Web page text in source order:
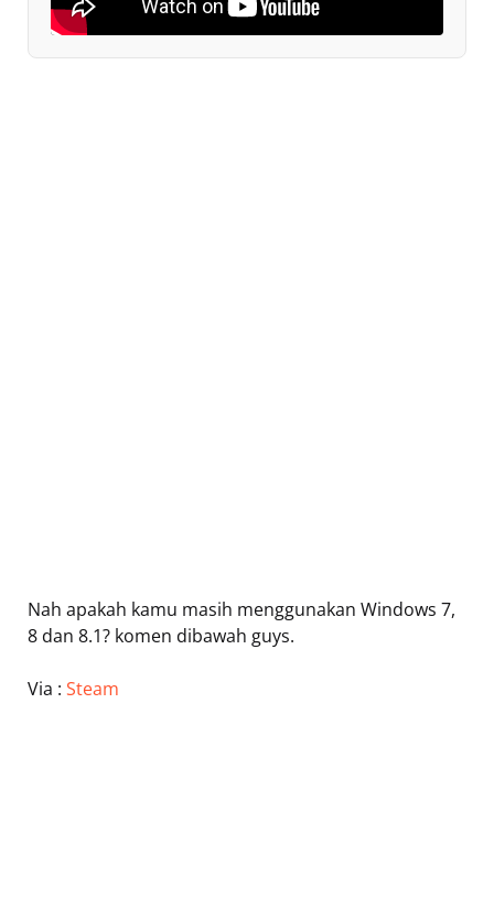
Nah apakah kamu masih menggunakan Windows 7,
8 dan 8.1? komen dibawah guys.
Via : Steam